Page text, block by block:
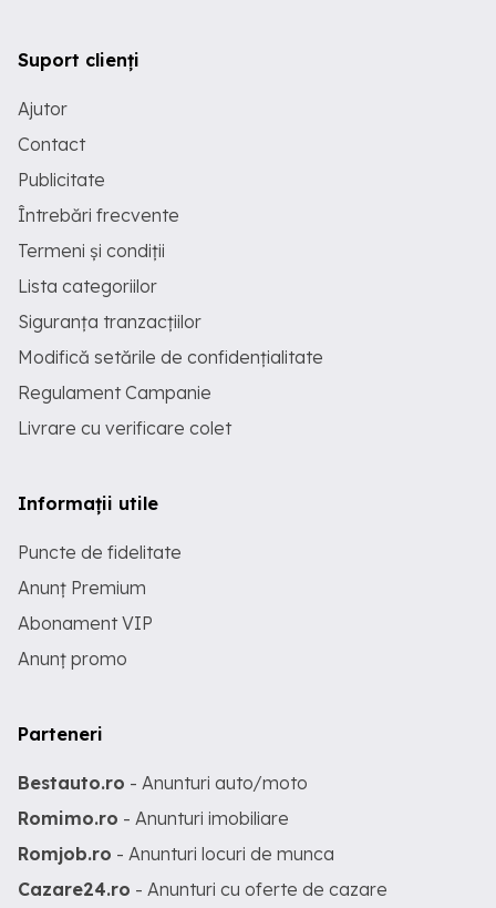
Suport clienți
Ajutor
Contact
Publicitate
Întrebări frecvente
Termeni și condiții
Lista categoriilor
Siguranța tranzacțiilor
Modifică setările de confidențialitate
Regulament Campanie
Livrare cu verificare colet
Informații utile
Puncte de fidelitate
Anunț Premium
Abonament VIP
Anunț promo
Parteneri
Bestauto.ro - Anunturi auto/moto
Romimo.ro - Anunturi imobiliare
Romjob.ro - Anunturi locuri de munca
Cazare24.ro - Anunturi cu oferte de cazare